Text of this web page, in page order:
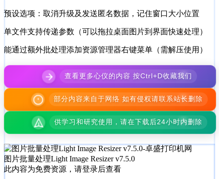
预设选项：取消升级及发送匿名数据，记住窗口大小位置
单文件支持传递参数（可以拖拉桌面图片到界面快速处理）
能通过额外批处理添加资源管理器右键菜单（需解压使用）
查看更多心仪的内容 按Ctrl+D收藏我们
部分内容来自于网络 如有侵权请联系站长删除
供学习和研究使用，请在下载后24小时内删除
图片批量处理Light Image Resizer v7.5.0
此内容为免费资源，请登录后查看